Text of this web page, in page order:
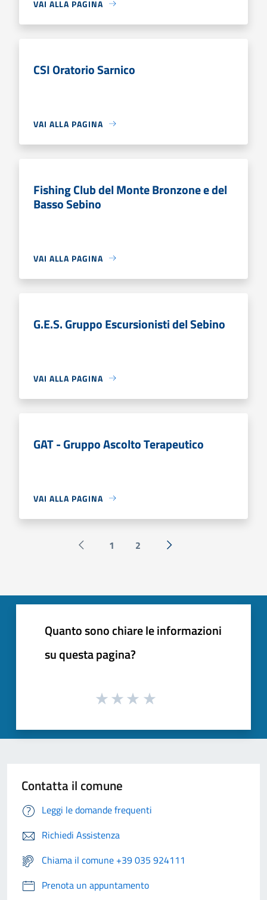
VAI ALLA PAGINA
CSI Oratorio Sarnico
VAI ALLA PAGINA
Fishing Club del Monte Bronzone e del
Basso Sebino
VAI ALLA PAGINA
G.E.S. Gruppo Escursionisti del Sebino
VAI ALLA PAGINA
GAT - Gruppo Ascolto Terapeutico
VAI ALLA PAGINA
Pagina precedente
1 2 Successiva »
Quanto sono chiare le informazioni
su questa pagina?
Contatta il comune
Leggi le domande frequenti
Richiedi Assistenza
Chiama il comune +39 035 924111
Prenota un appuntamento